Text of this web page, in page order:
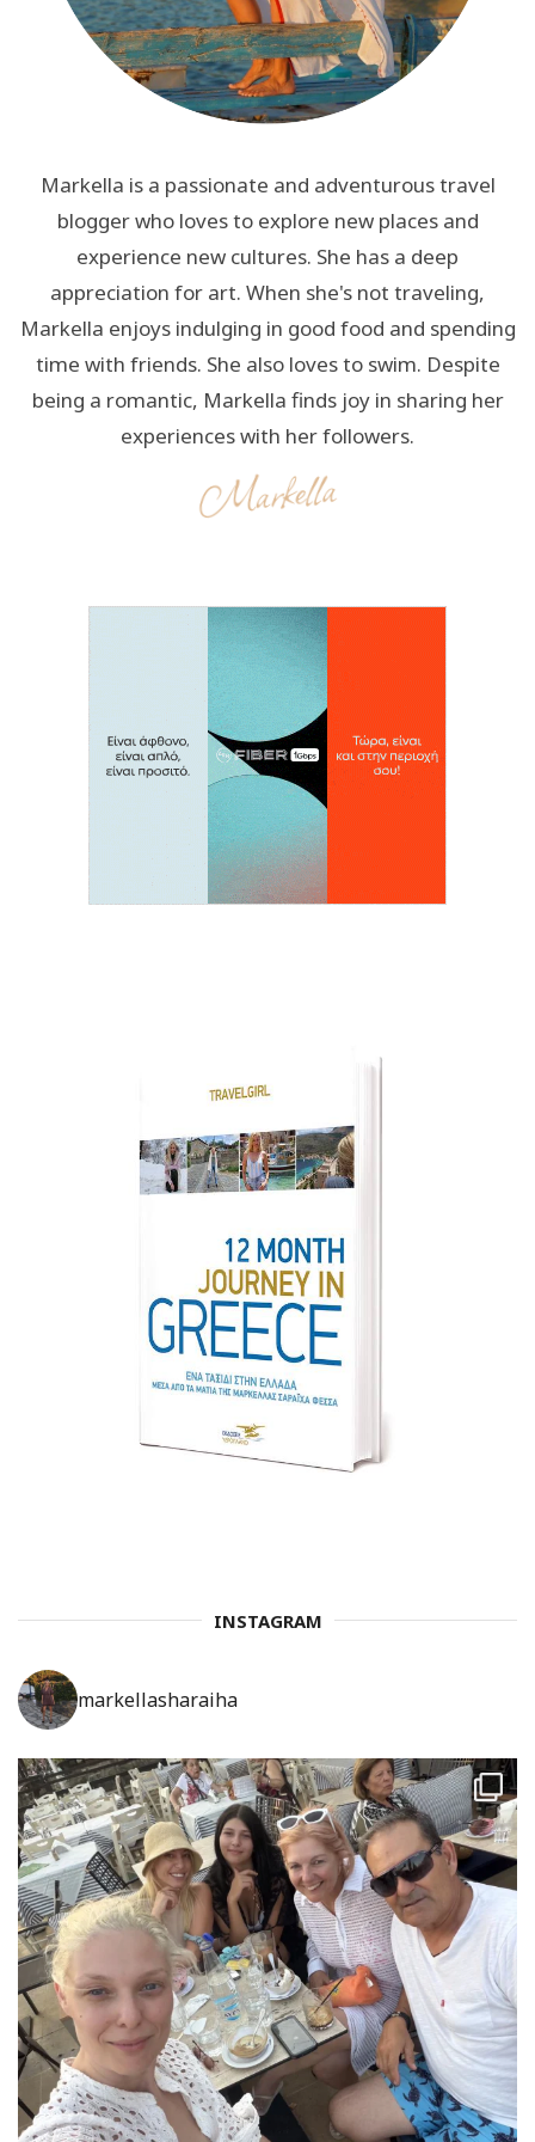
Markella is a passionate and adventurous travel
blogger who loves to explore new places and
experience new cultures. She has a deep
appreciation for art. When she's not traveling,
Markella enjoys indulging in good food and spending
time with friends. She also loves to swim. Despite
being a romantic, Markella finds joy in sharing her
experiences with her followers.
INSTAGRAM
markellasharaiha